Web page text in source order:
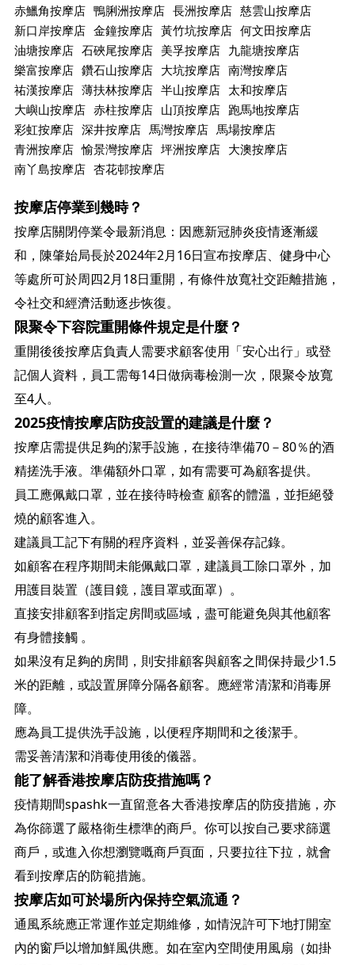
赤鱲角按摩店 鴨脷洲按摩店 長洲按摩店 慈雲山按摩店
新口岸按摩店 金鐘按摩店 黃竹坑按摩店 何文田按摩店
油塘按摩店 石硤尾按摩店 美孚按摩店 九龍塘按摩店
樂富按摩店 鑽石山按摩店 大坑按摩店 南灣按摩店
祐漢按摩店 薄扶林按摩店 半山按摩店 太和按摩店
大嶼山按摩店 赤柱按摩店 山頂按摩店 跑馬地按摩店
彩虹按摩店 深井按摩店 馬灣按摩店 馬場按摩店
青洲按摩店 愉景灣按摩店 坪洲按摩店 大澳按摩店
南丫島按摩店 杏花邨按摩店
按摩店停業到幾時？
按摩店關閉停業令最新消息：因應新冠肺炎疫情逐漸緩
和，陳肇始局長於2024年2月16日宣布按摩店、健身中心
等處所可於周四2月18日重開，有條件放寬社交距離措施，
令社交和經濟活動逐步恢復。
限聚令下容院重開條件規定是什麼？
重開後後按摩店負責人需要求顧客使用「安心出行」或登
記個人資料，員工需每14日做病毒檢測一次，限聚令放寬
至4人。
2025疫情按摩店防疫設置的建議是什麼？
按摩店需提供足夠的潔手設施，在接待準備70－80％的酒
精搓洗手液。準備額外口罩，如有需要可為顧客提供。
員工應佩戴口罩，並在接待時檢查 顧客的體溫，並拒絕發
燒的顧客進入。
建議員工記下有關的程序資料，並妥善保存記錄。
如顧客在程序期間未能佩戴口罩，建議員工除口罩外，加
用護目裝置（護目鏡，護目罩或面罩）。
直接安排顧客到指定房間或區域，盡可能避免與其他顧客
有身體接觸 。
如果沒有足夠的房間，則安排顧客與顧客之間保持最少1.5
米的距離，或設置屏障分隔各顧客。應經常清潔和消毒屏
障。
應為員工提供洗手設施，以便程序期間和之後潔手。
需妥善清潔和消毒使用後的儀器。
能了解香港按摩店防疫措施嗎？
疫情期間spashk一直留意各大香港按摩店的防疫措施，亦
為你篩選了嚴格衛生標準的商戶。你可以按自己要求篩選
商戶，或進入你想瀏覽嘅商戶頁面，只要拉往下拉，就會
看到按摩店的防範措施。
按摩店如可於場所內保持空氣流通？
通風系統應正常運作並定期維修，如情況許可下地打開室
內的窗戶以增加鮮風供應。如在室內空間使用風扇（如掛